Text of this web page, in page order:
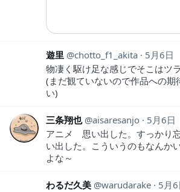
遊里 chotto_f1_akita
5月6日
物凄く駆け足な感じでそこはツ
(まだ観ていないので作品への期
い)
三条翔也 aisaresanjo
5月6日
アニメ 思い出した。すっかり
い出した。こういうのもなんか
よな～
わるだ久美 warudarake
5月6